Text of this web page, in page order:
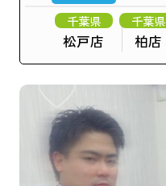
千葉県
松戸店
千葉県
柏店